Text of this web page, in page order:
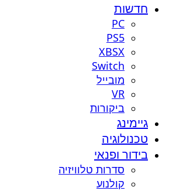
חדשות
PC
PS5
XBSX
Switch
מובייל
VR
ביקורות
גיימינג
טכנולוגיה
בידור ופנאי
סדרות טלוויזיה
קולנוע